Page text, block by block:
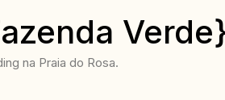
na Praia do Rosa.